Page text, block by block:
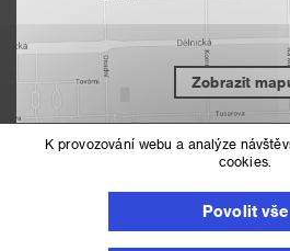
Zobrazit
Nastavení cookies
K provozování webu a analýze
cookies.
Povolit vše